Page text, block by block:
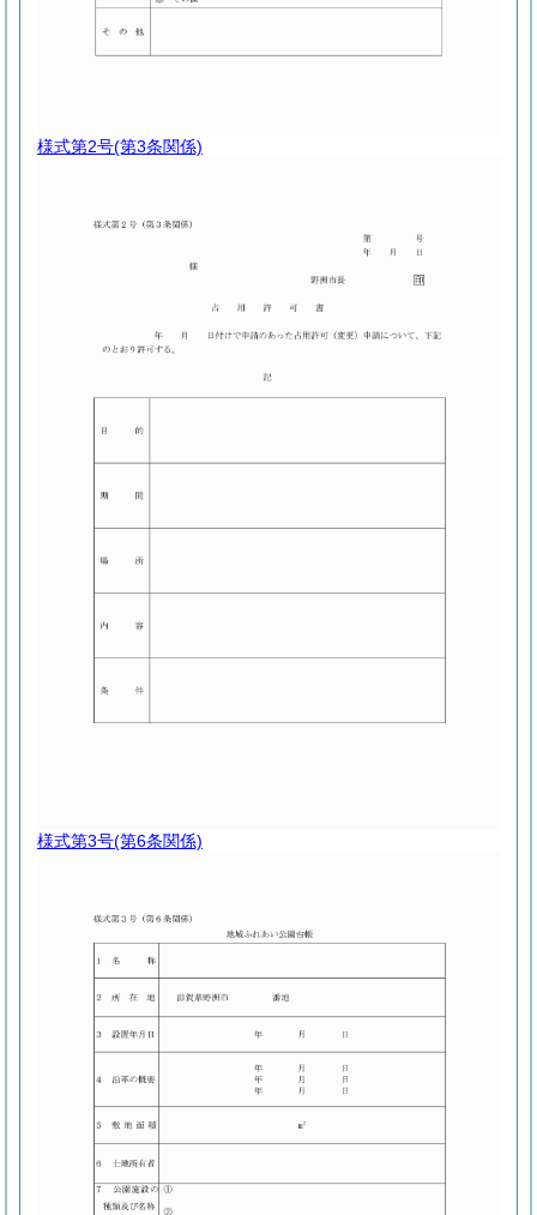
様式第2号(第3条関係)
様式第3号(第6条関係)